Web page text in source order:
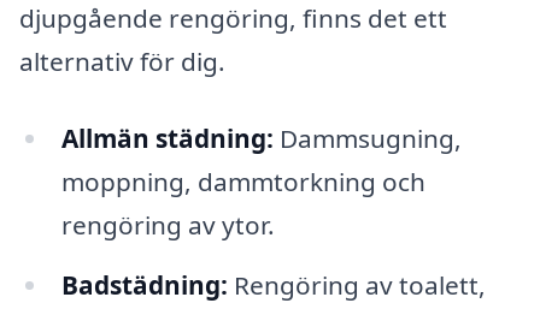
djupgående rengöring, finns det ett
alternativ för dig.
Allmän städning: Dammsugning,
moppning, dammtorkning och
rengöring av ytor.
Badstädning: Rengöring av toalett,